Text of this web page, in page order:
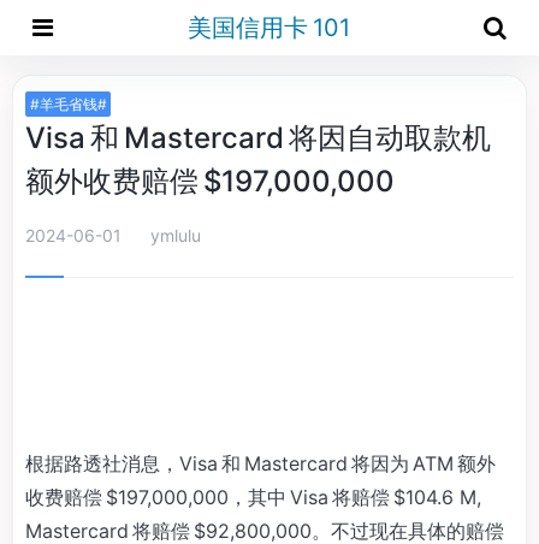
美国信用卡 101
#羊毛省钱#
Visa 和 Mastercard 将因自动取款机
额外收费赔偿 $197,000,000
2024-06-01 ymlulu
根据路透社消息，Visa 和 Mastercard 将因为 ATM 额外
收费赔偿 $197,000,000，其中 Visa 将赔偿 $104.6 M,
Mastercard 将赔偿 $92,800,000。不过现在具体的赔偿